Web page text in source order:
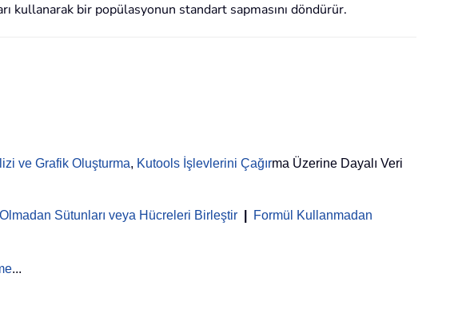
kullanarak bir popülasyonun standart sapmasını döndürür.
ve Grafik Oluşturma, Kutools İşlevlerini Çağırma Üzerine Dayalı Veri
Sütunları veya Hücreleri Birleştir
Formül Kullanmadan
...